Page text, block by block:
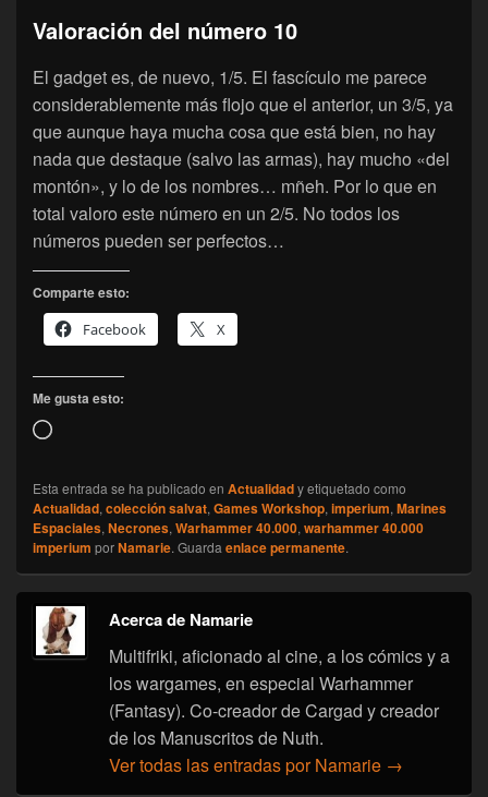
Valoración del número 10
El gadget es, de nuevo, 1/5. El fascículo me parece
considerablemente más flojo que el anterior, un 3/5, ya
que aunque haya mucha cosa que está bien, no hay
nada que destaque (salvo las armas), hay mucho «del
montón», y lo de los nombres… mñeh. Por lo que en
total valoro este número en un 2/5. No todos los
números pueden ser perfectos…
Comparte esto:
Facebook
X
Me gusta esto:
Cargando...
Esta entrada se ha publicado en Actualidady etiquetado como
Actualidad,colección salvat,Games Workshop,imperium,Marines
Espaciales,Necrones,Warhammer 40.000,warhammer 40.000
imperium porNamarie. Guardaenlace permanente.
Acerca de Namarie
Multifriki, aficionado al cine, a los cómics y a
los wargames, en especial Warhammer
(Fantasy). Co-creador de Cargad y creador
de los Manuscritos de Nuth.
Ver todas las entradas por Namarie →